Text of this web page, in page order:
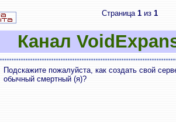
Страница 1из 1
Канал
Подскажите пожалуйста, как создать свой
обычный смертный (я)?